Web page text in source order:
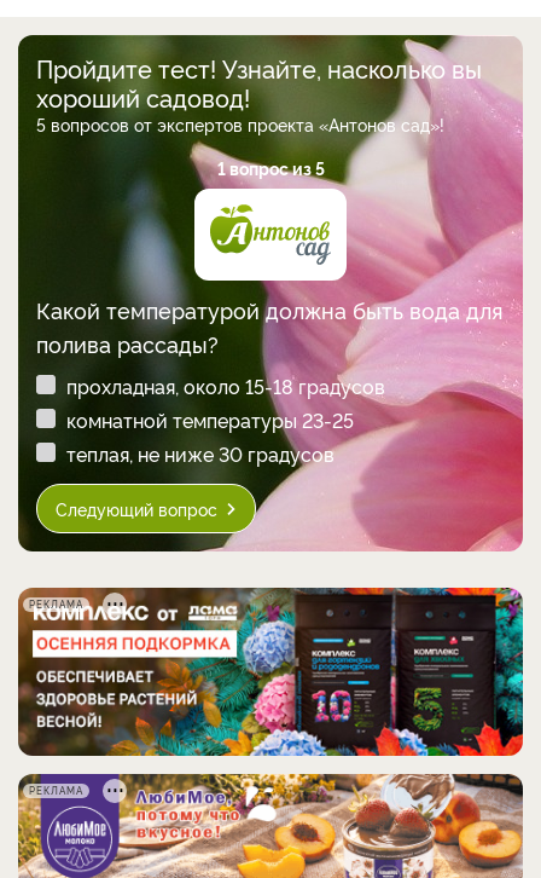
Пройдите тест! Узнайте, насколько вы
хороший садовод!
5 вопросов от экспертов проекта «Антонов сад»!
1 вопрос из 5
Какой температурой должна быть вода для
полива рассады?
прохладная, около 15-18 градусов
комнатной температуры 23-25
теплая, не ниже 30 градусов
Следующий вопрос
РЕКЛАМА
РЕКЛАМА